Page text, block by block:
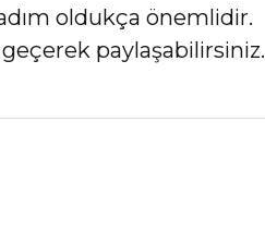
oldukça önemlidir.
paylaşabilirsiniz.